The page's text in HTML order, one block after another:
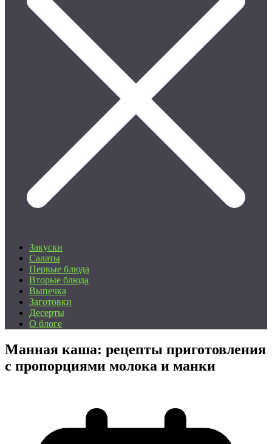
Закуски
Салаты
Первые блюда
Вторые блюда
Выпечка
Заготовки
Десерты
О блоге
Манная каша: рецепты приготовления
с пропорциями молока и манки